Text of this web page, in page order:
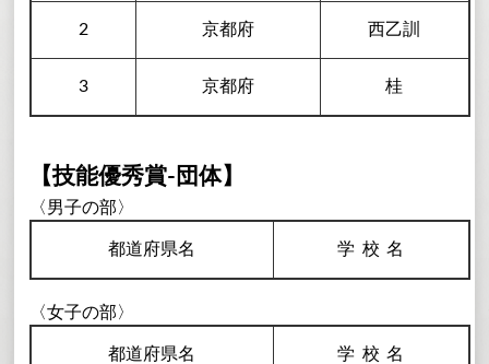
2 京都府 西乙訓
3 京都府 桂
【技能優秀賞-団体】
〈男子の部〉
都道府県名 学校名
〈女子の部〉
都道府県名 学校名